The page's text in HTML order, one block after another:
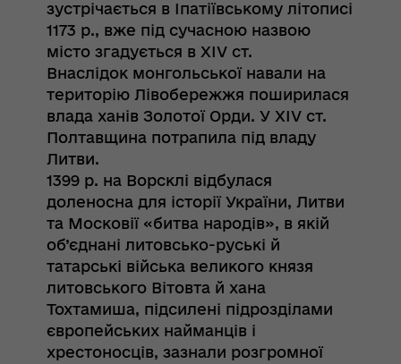
зустрічається в Іпатіївському літописі
1173 р., вже під сучасною назвою
місто згадується в XІV ст.
Внаслідок монгольської навали на
територію Лівобережжя поширилася
влада ханів Золотої Орди. У XIV ст.
Полтавщина потрапила під владу
Литви.
1399 р. на Ворсклі відбулася
доленосна для історії України, Литви
та Московії «битва народів», в якій
об’єднані литовсько-руські й
татарські війська великого князя
литовського Вітовта й хана
Тохтамиша, підсилені підрозділами
європейських найманців і
хрестоносців, зазнали розгромної